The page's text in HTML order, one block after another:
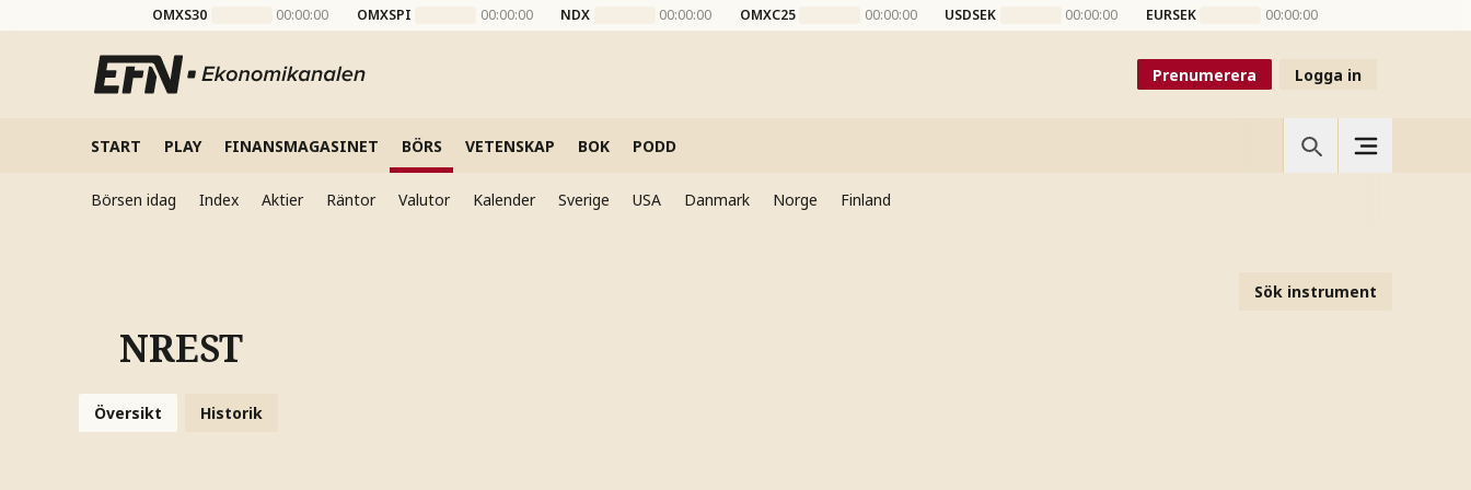
OMXS30 00:00:00 OMXSPI 00:00:00 NDX 00:00:00 OMXC25 00:00:00 USDSEK 00:00:00 EURSEK 00:00:00
Prenumerera Logga in
START PLAY FINANSMAGASINET BÖRS VETENSKAP BOK PODD
Börsen idag Index Aktier Räntor Valutor Kalender Sverige USA Danmark Norge Finland
Sök instrument
NREST
Översikt Historik